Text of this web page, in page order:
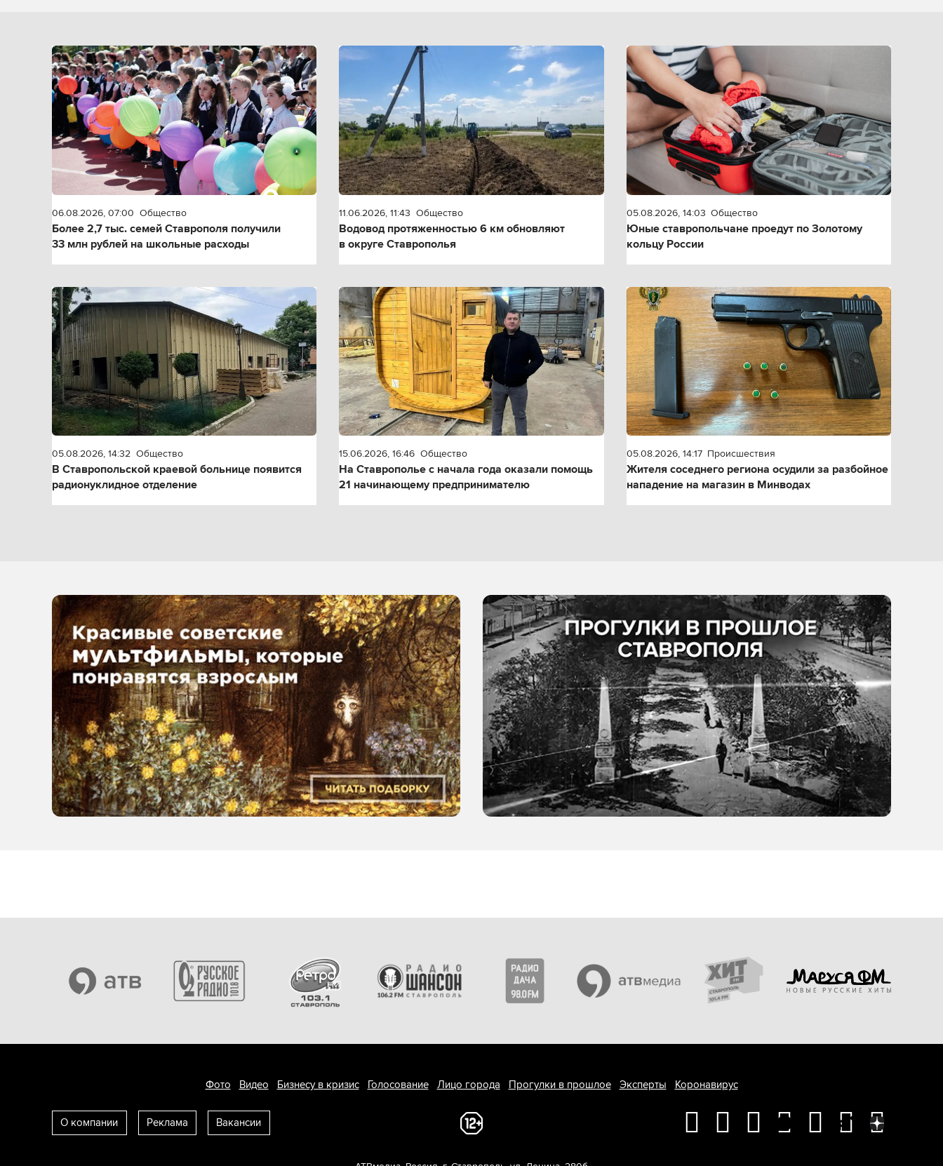
06.08.2026, 07:00 Общество
Более 2,7 тыс. семей Ставрополя получили
33 млн рублей на школьные расходы
11.06.2026, 11:43 Общество
Водовод протяженностью 6 км обновляют
в округе Ставрополья
05.08.2026, 14:03 Общество
Юные ставропольчане проедут по Золотому
кольцу России
05.08.2026, 14:32 Общество
В Ставропольской краевой больнице появится
радионуклидное отделение
15.06.2026, 16:46 Общество
На Ставрополье с начала года оказали помощь
21 начинающему предпринимателю
05.08.2026, 14:17 Происшествия
Жителя соседнего региона осудили за разбойное
нападение на магазин в Минводах
Фото Видео Бизнесу в кризис Голосование Лицо города Прогулки в прошлое Эксперты Коронавирус
О компании Реклама Вакансии